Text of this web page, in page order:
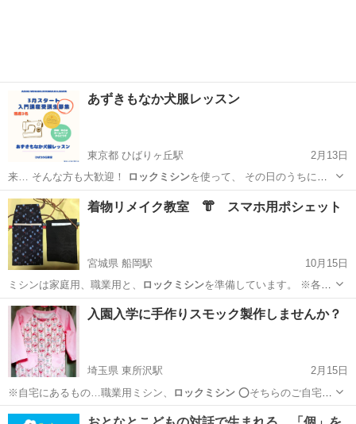
あずきもなか犬服レッスン
東京都 ひばりヶ丘駅
2月13日
来… そんな方も大歓迎！
ロックミシンを使って、 その日のうちに愛
犬に…
東京 西東京市 ひばりヶ丘駅 洋裁 プロフィール
着物リメイク教室 👘 スマホ用ポシェット
宮城県 船岡駅
10月15日
ミシンは家庭用、職業用と、
ロックミシンを準備しています。 ※各種
ミシン…
宮城 角田市 船岡駅 洋裁 リメイク
入園入学に手作りスモック製作しませんか？
埼玉県 東所沢駅
2月15日
※自宅にあるもの…職業用ミシン、
ロックミシン⭕️そちらのご自宅に
て作成…交…
埼玉 所沢市 東所沢駅 洋裁 ロックミシン